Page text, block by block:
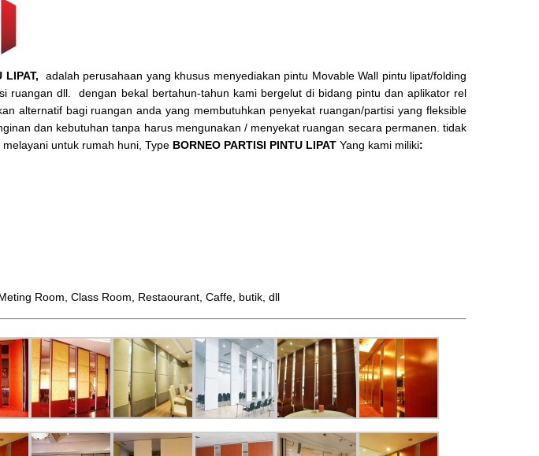
LIPAT, adalah perusahaan yang khusus menyediakan pintu Movable Wall pintu lipat/folding
ruangan dll. dengan bekal bertahun-tahun kami bergelut di bidang pintu dan aplikator rel
alternatif bagi ruangan anda yang membutuhkan penyekat ruangan/partisi yang fleksible
dan kebutuhan tanpa harus mengunakan / menyekat ruangan secara permanen. tidak
untuk rumah huni, Type BORNEO PARTISI PINTU LIPAT Yang kami miliki:
Room, Class Room, Restaourant, Caffe, butik, dll